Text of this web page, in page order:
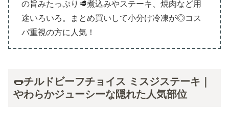
の旨みたっぷり🥩煮込みやステーキ、焼肉など用
途いろいろ。まとめ買いして小分け冷凍が◎コス
パ重視の方に人気！
🌭チルドビーフチョイス ミスジステーキ｜
やわらかジューシーな隠れた人気部位